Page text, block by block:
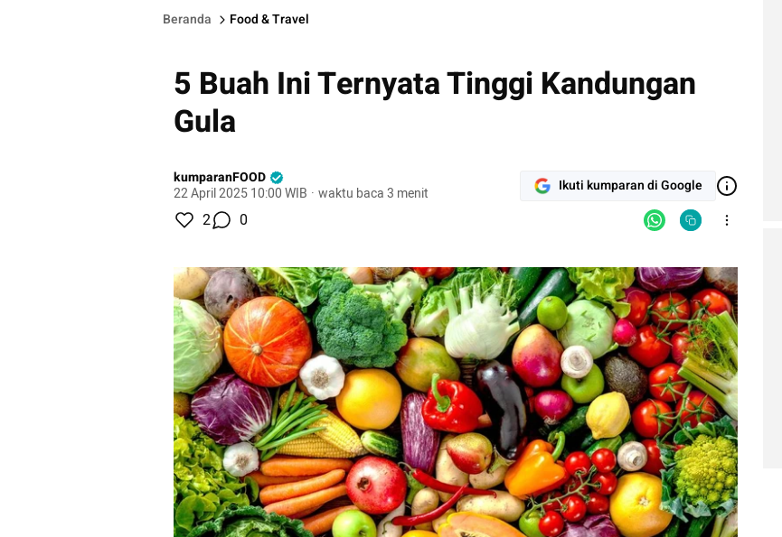
Beranda Food & Travel
5 Buah Ini Ternyata Tinggi Kandungan
Gula
kumparanFOOD
22 April 2025 10:00 WIB · waktu baca 3 menit Ikuti kumparan di Google
2 0